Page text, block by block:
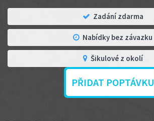
Zadání zdarma
Nabídky bez závazku
Šikulové z okolí
PŘIDAT POPTÁVKU